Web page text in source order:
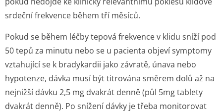
srdeční frekvence během tří měsíců.
Pokud se během léčby tepová frekvence v klidu sníží pod
50 tepů za minutu nebo se u pacienta objeví symptomy
vztahující se k bradykardii jako závratě, únava nebo
hypotenze, dávka musí být titrována směrem dolů až na
nejnižší dávku 2,5 mg dvakrát denně (půl 5mg tablety
dvakrát denně). Po snížení dávky je třeba monitorovat